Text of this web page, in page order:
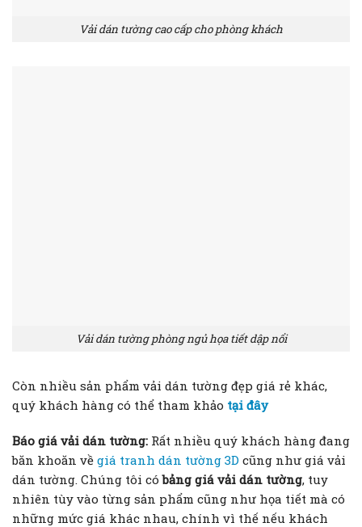
Vải dán tường cao cấp cho phòng khách
Vải dán tường phòng ngủ họa tiết dập nổi
Còn nhiều sản phẩm vải dán tường đẹp giá rẻ khác,
quý khách hàng có thể tham khảo tại đây
Báo giá vải dán tường: Rất nhiều quý khách hàng đang
băn khoăn về giá tranh dán tường 3D cũng như giá vải
dán tường. Chúng tôi cóbảng giá vải dán tường, tuy
nhiên tùy vào từng sản phẩm cũng như họa tiết mà có
những mức giá khác nhau, chính vì thế nếu khách